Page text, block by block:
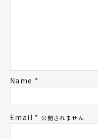
Name *
Email * 公開されません